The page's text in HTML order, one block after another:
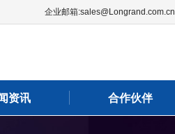
企业邮箱:sales@Longrand.com.cn
资讯 合作伙伴